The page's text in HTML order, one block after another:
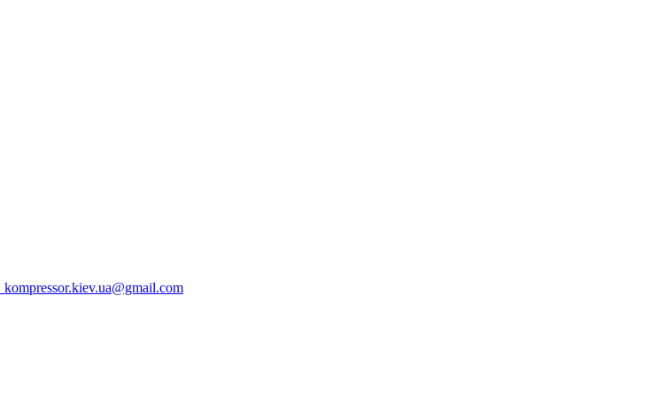
kompressor.kiev.ua@gmail.com